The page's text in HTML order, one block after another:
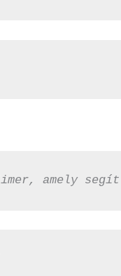
amely